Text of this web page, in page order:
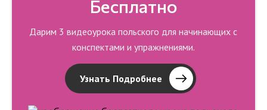
Бесплатно
Дарим 3 видеоурока польского для начинающих с
конспектами и упражнениями.
Узнать Подробнее